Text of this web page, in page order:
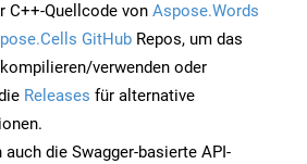
C++-Quellcode von Aspose.Words
GitHub Repos, um das
verwenden oder
Releases für alternative
auch die Swagger-basierte API-